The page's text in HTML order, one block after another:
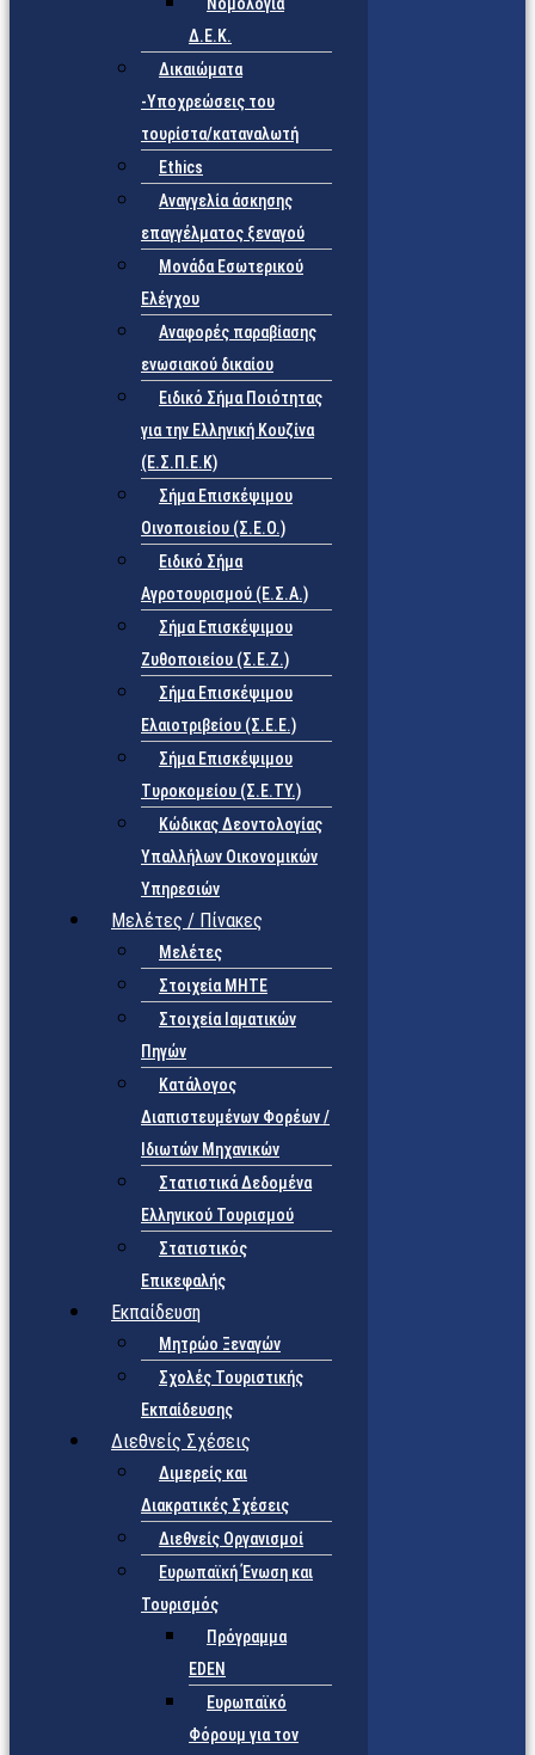
Δ.Ε.Κ.
Δικαιώματα
-Υποχρεώσεις του
τουρίστα/καταναλωτή
Ethics
Αναγγελία άσκησης
επαγγέλματος ξεναγού
Μονάδα Εσωτερικού
Ελέγχου
Αναφορές παραβίασης
ενωσιακού δικαίου
Ειδικό Σήμα Ποιότητας
για την Ελληνική Κουζίνα
(Ε.Σ.Π.Ε.Κ)
Σήμα Επισκέψιμου
Οινοποιείου (Σ.Ε.Ο.)
Ειδικό Σήμα
Αγροτουρισμού (Ε.Σ.Α.)
Σήμα Επισκέψιμου
Ζυθοποιείου (Σ.Ε.Ζ.)
Σήμα Επισκέψιμου
Ελαιοτριβείου (Σ.Ε.Ε.)
Σήμα Επισκέψιμου
Τυροκομείου (Σ.Ε.TY.)
Κώδικας Δεοντολογίας
Υπαλλήλων Οικονομικών
Υπηρεσιών
Μελέτες / Πίνακες
Μελέτες
Στοιχεία ΜΗΤΕ
Στοιχεία Ιαματικών
Πηγών
Κατάλογος
Διαπιστευμένων Φορέων /
Ιδιωτών Μηχανικών
Στατιστικά Δεδομένα
Ελληνικού Τουρισμού
Στατιστικός
Επικεφαλής
Εκπαίδευση
Μητρώο Ξεναγών
Σχολές Τουριστικής
Εκπαίδευσης
Διεθνείς Σχέσεις
Διμερείς και
Διακρατικές Σχέσεις
Διεθνείς Οργανισμοί
Ευρωπαϊκή Ένωση και
Τουρισμός
Πρόγραμμα
EDEN
Ευρωπαϊκό
Φόρουμ για τον